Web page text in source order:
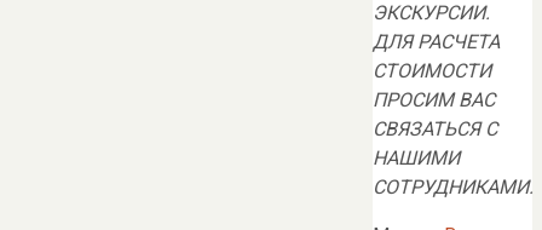
ЭКСКУРСИИ.
ДЛЯ РАСЧЕТА
СТОИМОСТИ
ПРОСИМ ВАС
СВЯЗАТЬСЯ С
НАШИМИ
СОТРУДНИКАМИ.